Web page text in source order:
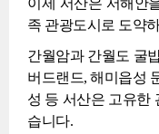
이제 서산은 서해안
족 관광도시로 도약
간월암과 간월도 굴
버드랜드, 해미읍성
성 등 서산은 고유한
습니다.